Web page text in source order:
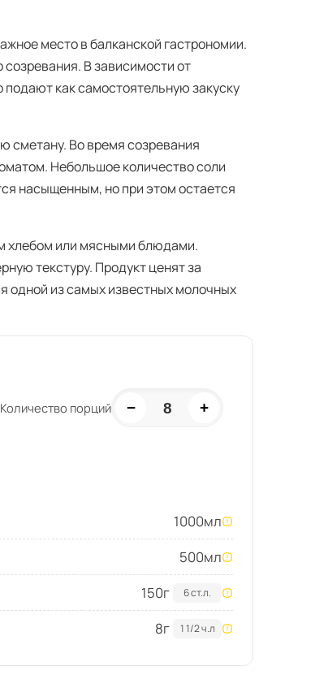
место в балканской гастрономии.
В зависимости от
как самостоятельную закуску
сметану. Во время созревания
Небольшое количество соли
насыщенным, но при этом остается
хлебом или мясными блюдами.
текстуру. Продукт ценят за
одной из самых известных молочных
Количество порций − 8 +
1000мл
500мл
150г 6 ст.л.
8г 1 1/2 ч.л